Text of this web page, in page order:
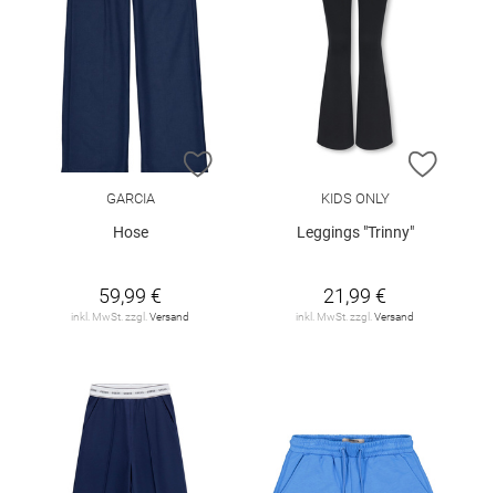
ZUR WUNSCHLISTE HINZUFÜGEN
GARCIA
Hose
59,99 €
inkl. MwSt. zzgl. Versand
ZUR
KIDS ONLY
Leggings "Trinny"
21,99 €
inkl. MwSt. zzgl. Versand